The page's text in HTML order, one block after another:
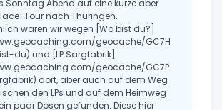
Sonntag Abend auf eine kurze aber
Tour nach Thüringen.
waren wir wegen [Wo bist du?]
geocache/GC7H
du) und [LP Sargfabrik]
geocache/GC7P
dort, aber auch auf dem Weg
den LPs und auf dem Heimweg
paar Dosen gefunden. Diese hier